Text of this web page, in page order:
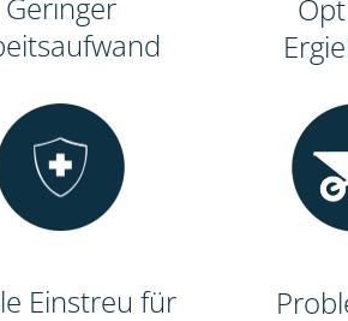
Geringer
Einstreu für